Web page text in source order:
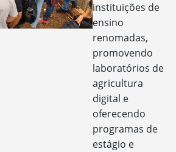
instituições de
ensino
renomadas,
promovendo
laboratórios de
agricultura
digital e
oferecendo
programas de
estágio e